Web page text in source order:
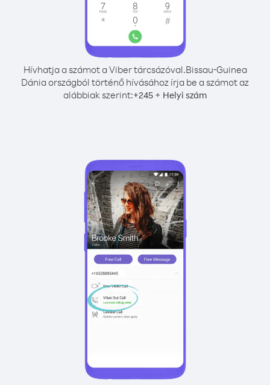
Hívhatja a számot a Viber tárcsázóval.Bissau-Guinea
Dánia országból történő hívásához írja be a számot az
alábbiak szerint:+245 + Helyi szám